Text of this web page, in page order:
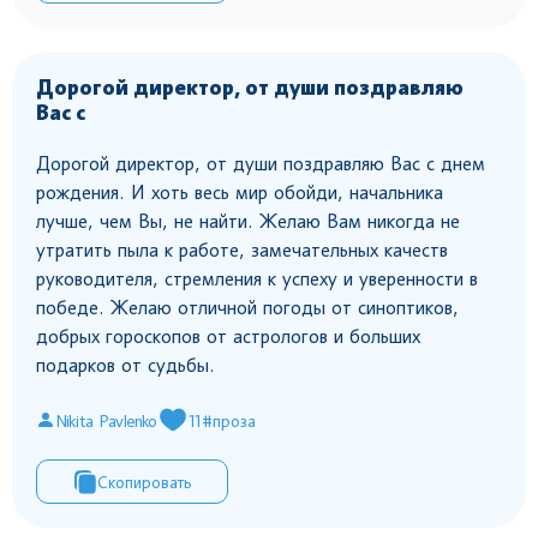
Дорогой директор, от души поздравляю
Вас с
Дорогой директор, от души поздравляю Вас с днем
рождения. И хоть весь мир обойди, начальника
лучше, чем Вы, не найти. Желаю Вам никогда не
утратить пыла к работе, замечательных качеств
руководителя, стремления к успеху и уверенности в
победе. Желаю отличной погоды от синоптиков,
добрых гороскопов от астрологов и больших
подарков от судьбы.
Nikita Pavlenko 11#проза
Скопировать